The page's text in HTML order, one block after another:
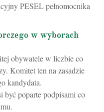
PESEL pełnomocnika
w wyborach
obywatele w liczbie co
Komitet ten na zasadzie
kandydata.
być poparte podpisami co